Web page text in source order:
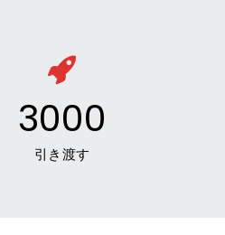
3000
引き渡す